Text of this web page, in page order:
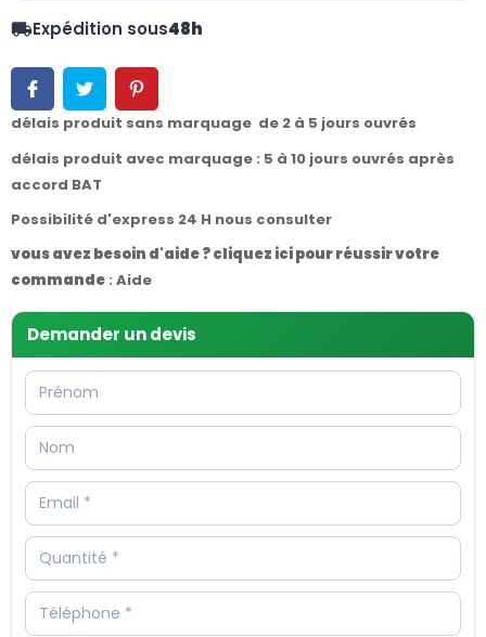
local_shippingExpédition sous48h
délais produit sans marquage de 2 à 5 jours ouvrés
délais produit avec marquage : 5 à 10 jours ouvrés après
accord BAT
Possibilité d'express 24 H nous consulter
vous avez besoin d'aide ? cliquez ici pour réussir votre
commande : Aide
Demander un devis